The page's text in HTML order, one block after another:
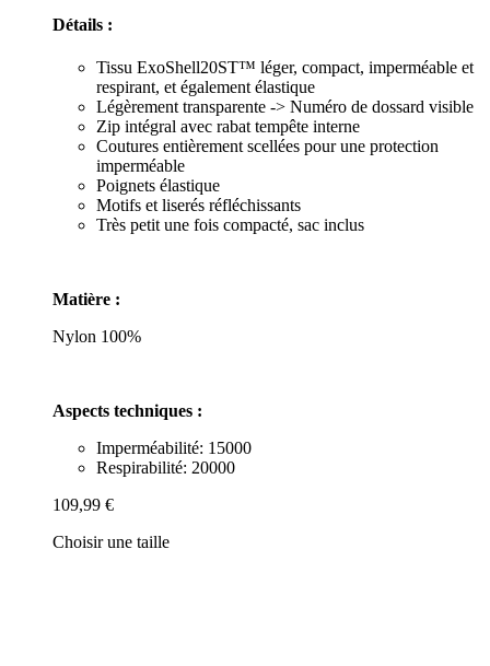
Détails :
Tissu ExoShell20ST™ léger, compact, imperméable et
respirant, et également élastique
Légèrement transparente -> Numéro de dossard visible
Zip intégral avec rabat tempête interne
Coutures entièrement scellées pour une protection
imperméable
Poignets élastique
Motifs et liserés réfléchissants
Très petit une fois compacté, sac inclus
Matière :
Nylon 100%
Aspects techniques :
Imperméabilité: 15000
Respirabilité: 20000
109,99 €
Choisir une taille